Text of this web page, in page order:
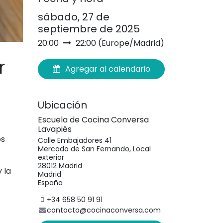
la
sábado, 27 de
septiembre de 2025
20:00 22:00 (Europe/Madrid)
Agregar al calendario
Ubicación
Escuela de Cocina Conversa
Lavapiés
Calle Embajadores 41
Mercado de San Fernando, Local
exterior
28012 Madrid
Madrid
España
+34 658 50 91 91
contacto@cocinaconversa.com